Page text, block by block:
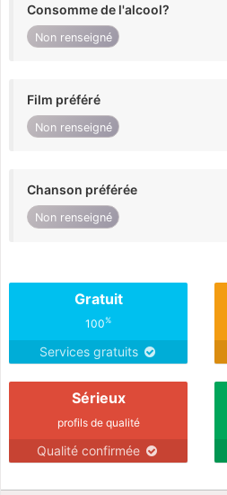
Consomme de l'alcool?
Non renseigné
Film préféré
Non renseigné
Chanson préférée
Non renseigné
Gratuit
100%
Services gratuits
Sérieux
profils de qualité
Qualité confirmée